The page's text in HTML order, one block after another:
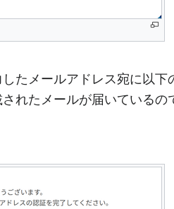
たメールアドレス宛に以下
れたメールが届いているの